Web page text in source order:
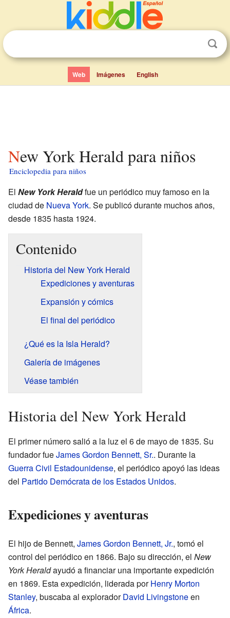
Web Imágenes English
New York Herald para niños
Enciclopedia para niños
El New York Heraldfue un periódico muy famoso en la
ciudad de Nueva York. Se publicó durante muchos años,
desde 1835 hasta 1924.
Contenido
Historia del New York Herald
Expediciones y aventuras
Expansión y cómics
El final del periódico
¿Qué es la Isla Herald?
Galería de imágenes
Véase también
Historia del New York Herald
El primer número salió a la luz el 6 de mayo de 1835. Su
fundador fueJames Gordon Bennett, Sr.. Durante la
Guerra Civil Estadounidense, el periódico apoyó las ideas
del Partido Demócrata de los Estados Unidos.
Expediciones y aventuras
El hijo de Bennett, James Gordon Bennett, Jr., tomó el
control del periódico en 1866. Bajo su dirección, el New
York Heraldayudó a financiar una importante expedición
en 1869. Esta expedición, liderada porHenry Morton
Stanley, buscaba al exploradorDavid Livingstoneen
África.